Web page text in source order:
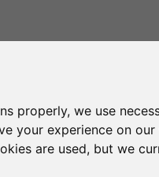
properly, we use
your experience on
are used, but we